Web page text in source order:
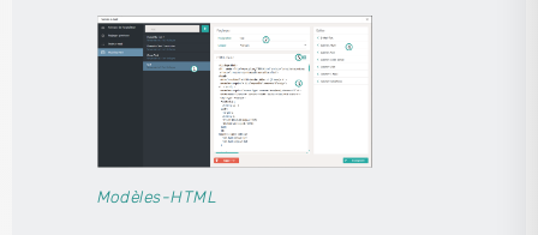
Modèles-HTML